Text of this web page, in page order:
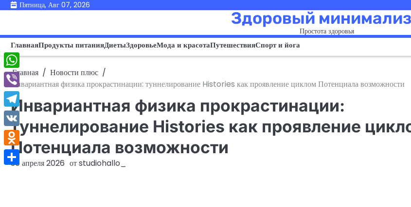
ПерейтиПятница, Авг 07, 2026
Здоровый
Простота здоровья
ГлавнаяПродукты питанияДиетыЗдоровьеМода и красотаПутешествияСпорт и йога
Главная
Новости плюс
Инвариантная физика прокрастинации: туннелирование Histories как проявление циклом Потенциала возможности
Инвариантная физика прокрастинации:
туннелирование Histories как проявление
Потенциала возможности
30 апреля 2026 отstudiohallo_
WhatsApp
Viber
Telegram
VK
Odnoklassniki